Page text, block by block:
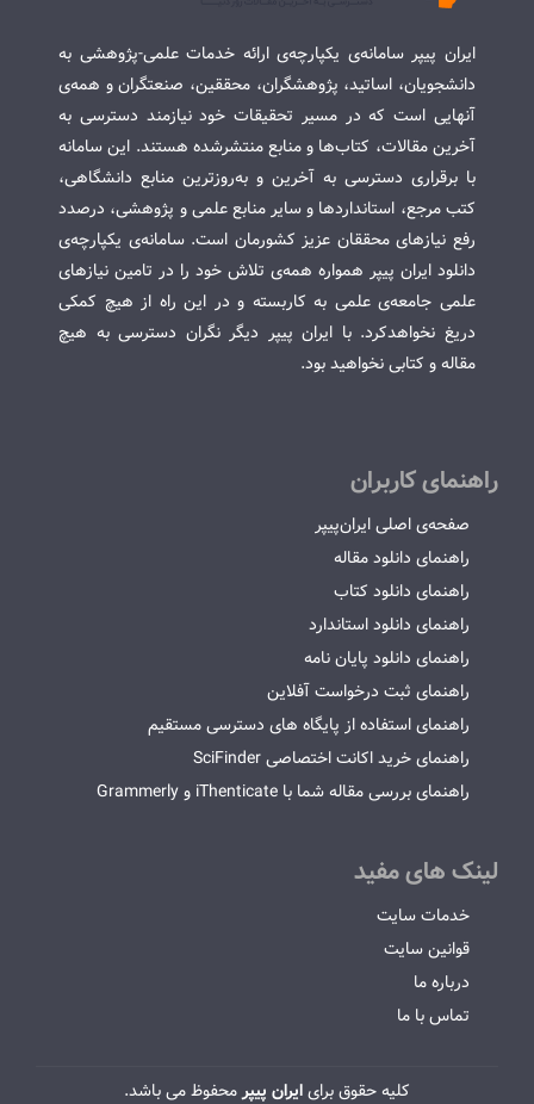
ایران پیپر سامانه‌ی یکپارچه‌ی ارائه خدمات علمی-پژوهشی به
دانشجویان، اساتید، پژوهشگران، محققین، صنعتگران و همه‌ی
آنهایی است که در مسیر تحقیقات خود نیازمند دسترسی به
آخرین مقالات، کتاب‌ها و منابع منتشرشده هستند. این سامانه
با برقراری دسترسی به آخرین و به‌روزترین منابع دانشگاهی،
کتب مرجع، استانداردها و سایر منابع علمی و پژوهشی، درصدد
رفع نیازهای محققان عزیز کشورمان است. سامانه‌ی یکپارچه‌ی
دانلود ایران پیپر همواره همه‌ی تلاش خود را در تامین نیازهای
علمی جامعه‌ی علمی به کاربسته و در این راه از هیچ کمکی
دریغ نخواهدکرد. با ایران پیپر دیگر نگران دسترسی به هیچ
مقاله و کتابی نخواهید بود.
راهنمای کاربران
صفحه‌ی اصلی ایران‌پیپر
راهنمای دانلود مقاله
راهنمای دانلود کتاب
راهنمای دانلود استاندارد
راهنمای دانلود پایان نامه
راهنمای ثبت درخواست آفلاین
راهنمای استفاده از پایگاه های دسترسی مستقیم
راهنمای خرید اکانت اختصاصی SciFinder
راهنمای بررسی مقاله شما با iThenticate و Grammerly
لینک های مفید
خدمات سایت
قوانین سایت
درباره ما
تماس با ما
کلیه حقوق برایایران پیپرمحفوظ می باشد.